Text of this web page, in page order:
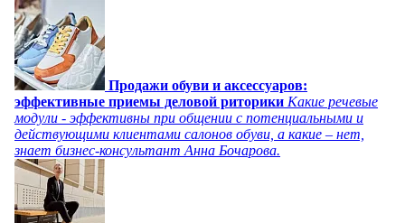
Продажи обуви и аксессуаров:
эффективные приемы деловой риторики Какие речевые
модули - эффективны при общении с потенциальными и
действующими клиентами салонов обуви, а какие – нет,
знает бизнес-консультант Анна Бочарова.